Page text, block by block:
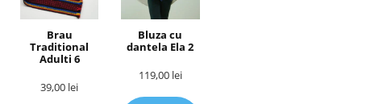
Brau
Traditional
Adulti 6
39,00 lei
Bluza cu
dantela Ela 2
119,00 lei